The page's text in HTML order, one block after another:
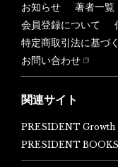
お知らせ 著者一覧
会員登録について
特定商取引法に基づ
お問い合わせ
関連サイト
PRESIDENT Growth
PRESIDENT BOOKS